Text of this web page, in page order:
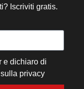
Iscriviti gratis.
e dichiaro di
privacy